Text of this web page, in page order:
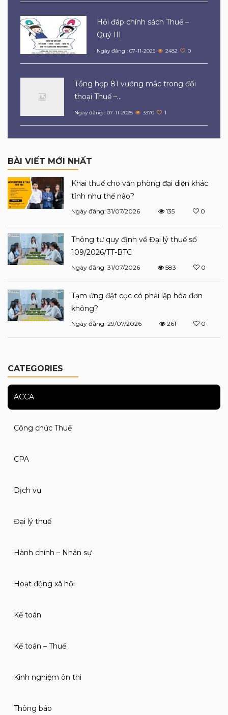
Hỏi đáp chính sách Thuế –
Quý III
Ngày đăng : 07-11-2025 2482 0
Tổng hợp 81 vướng mắc trong đối
thoại Thuế –...
Ngày đăng : 07-11-2025 3370 1
BÀI VIẾT MỚI NHẤT
Khai thuế cho văn phòng đại diện khác
tỉnh như thế nào?
Ngày đăng: 31/07/2026 135 0
Thông tư quy định về Đại lý thuế số
109/2026/TT-BTC
Ngày đăng: 31/07/2026 583 0
Tạm ứng đặt cọc có phải lập hóa đơn
không?
Ngày đăng: 29/07/2026 261 0
CATEGORIES
ACCA
Công chức Thuế
CPA
Dịch vụ
Đại lý thuế
Hành chính – Nhân sự
Hoạt động xã hội
Kế toán
Kế toán – Thuế
Kinh nghiệm ôn thi
Thông báo